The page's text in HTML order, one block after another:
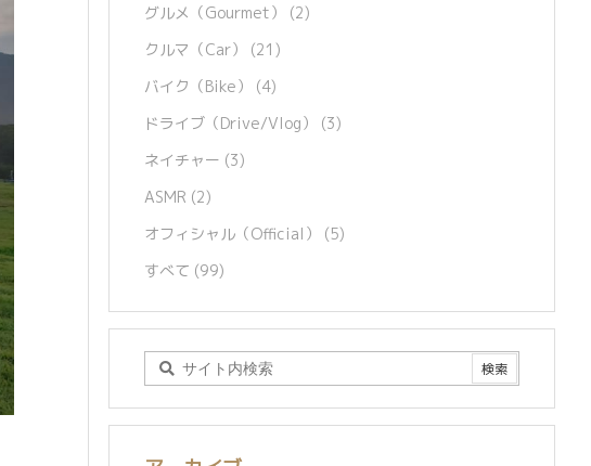
グルメ（Gourmet） (2)
クルマ（Car） (21)
バイク（Bike） (4)
ドライブ（Drive/Vlog） (3)
ネイチャー (3)
ASMR (2)
オフィシャル（Official） (5)
すべて (99)